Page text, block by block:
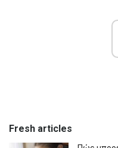
Fresh articles